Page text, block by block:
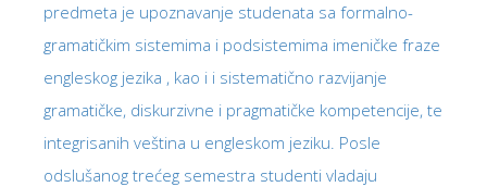
predmeta je upoznavanje studenata sa formalno-
gramatičkim sistemima i podsistemima imeničke fraze
engleskog jezika , kao i i sistematično razvijanje
gramatičke, diskurzivne i pragmatičke kompetencije, te
integrisanih veština u engleskom jeziku. Posle
odslušanog trećeg semestra studenti vladaju